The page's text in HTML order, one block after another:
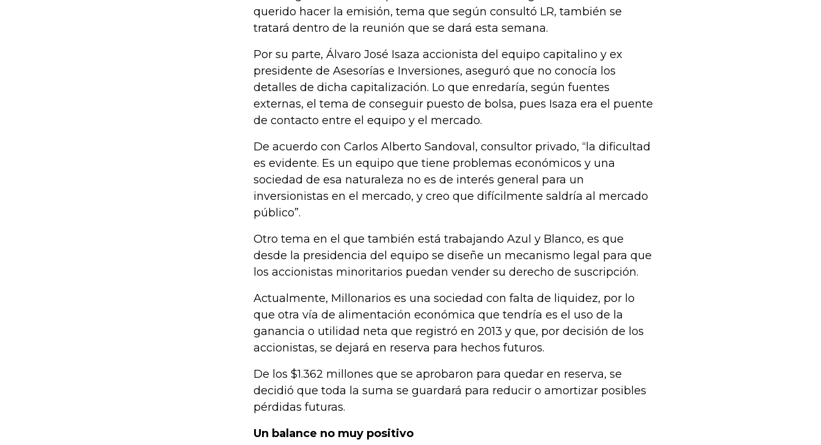
querido hacer la emisión, tema que según consultó LR, también se
tratará dentro de la reunión que se dará esta semana.
Por su parte, Álvaro José Isaza accionista del equipo capitalino y ex
presidente de Asesorías e Inversiones, aseguró que no conocía los
detalles de dicha capitalización. Lo que enredaría, según fuentes
externas, el tema de conseguir puesto de bolsa, pues Isaza era el puente
de contacto entre el equipo y el mercado.
De acuerdo con Carlos Alberto Sandoval, consultor privado, “la dificultad
es evidente. Es un equipo que tiene problemas económicos y una
sociedad de esa naturaleza no es de interés general para un
inversionistas en el mercado, y creo que difícilmente saldría al mercado
público”.
Otro tema en el que también está trabajando Azul y Blanco, es que
desde la presidencia del equipo se diseñe un mecanismo legal para que
los accionistas minoritarios puedan vender su derecho de suscripción.
Actualmente, Millonarios es una sociedad con falta de liquidez, por lo
que otra vía de alimentación económica que tendría es el uso de la
ganancia o utilidad neta que registró en 2013 y que, por decisión de los
accionistas, se dejará en reserva para hechos futuros.
De los $1.362 millones que se aprobaron para quedar en reserva, se
decidió que toda la suma se guardará para reducir o amortizar posibles
pérdidas futuras.
Un balance no muy positivo